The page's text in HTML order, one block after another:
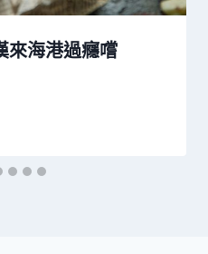
來海港過癮嚐